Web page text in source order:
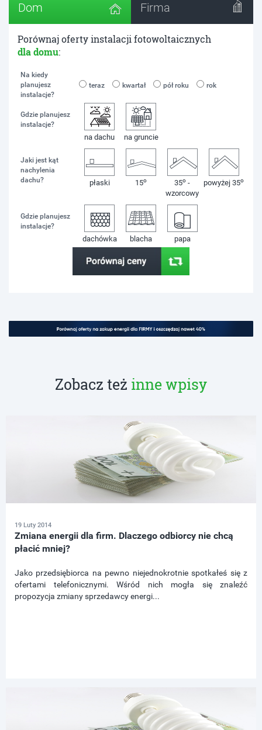
Dom Firma
Porównaj oferty instalacji fotowoltaicznych
dla domu:
Na kiedy
planujesz
instalacje?
teraz kwartał pół roku rok
Gdzie planujesz
instalacje?
na dachu na gruncie
Jaki jest kąt
nachylenia
dachu?
płaski 15o 35o -
wzorcowy
powyżej 35o
Gdzie planujesz
instalacje?
dachówka blacha papa
Zobacz też inne wpisy
19 Luty 2014
Zmiana energii dla firm. Dlaczego odbiorcy nie chcą
płacić mniej?
Jako przedsiębiorca na pewno niejednokrotnie spotkałeś się z
ofertami telefonicznymi. Wśród nich mogła się znaleźć
propozycja zmiany sprzedawcy energi...